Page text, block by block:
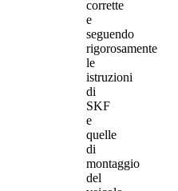
corrette
e
seguendo
rigorosamente
le
istruzioni
di
SKF
e
quelle
di
montaggio
del